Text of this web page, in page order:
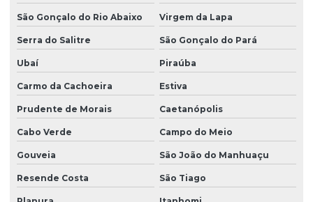
São Gonçalo do Rio Abaixo Virgem da Lapa
Serra do Salitre São Gonçalo do Pará
Ubaí Piraúba
Carmo da Cachoeira Estiva
Prudente de Morais Caetanópolis
Cabo Verde Campo do Meio
Gouveia São João do Manhuaçu
Resende Costa São Tiago